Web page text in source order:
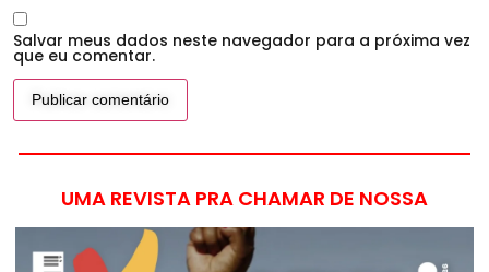
Salvar meus dados neste navegador para a próxima vez
que eu comentar.
UMA REVISTA PRA CHAMAR DE NOSSA